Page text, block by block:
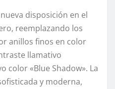
disposición en el
reemplazando los
anillos finos en color
llamativo
color «Blue Shadow». La
y moderna,